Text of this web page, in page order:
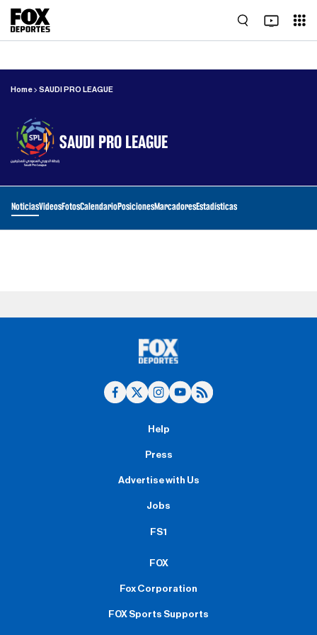
Home SAUDI PRO LEAGUE
SAUDI PRO LEAGUE
NoticiasVideosFotosCalendarioPosicionesMarcadoresEstadísticas
Help
Press
Advertise with Us
Jobs
FS1
FOX
Fox Corporation
FOX Sports Supports